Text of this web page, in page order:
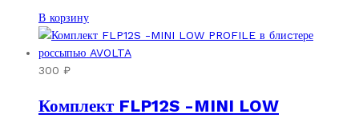
В корзину
300 ₽
Комплект FLP12S -MINI LOW